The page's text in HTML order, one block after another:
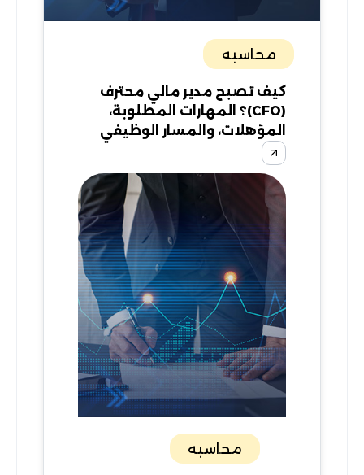
محاسبه
كيف تصبح مدير مالي محترف
(CFO)؟ المهارات المطلوبة،
المؤهلات، والمسار الوظيفي
محاسبه